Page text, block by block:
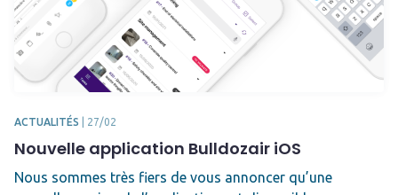
ACTUALITÉS 27/02
Nouvelle application Bulldozair iOS
Nous sommes très fiers de vous annoncer qu’une